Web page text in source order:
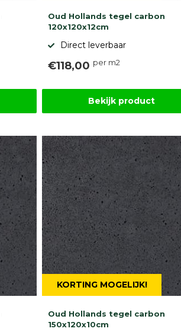
Oud Hollands tegel carbon
120x120x12cm
Direct leverbaar
€118,00 per m2
Bekijk product
KORTING MOGELIJK!
Oud Hollands tegel carbon
150x120x10cm